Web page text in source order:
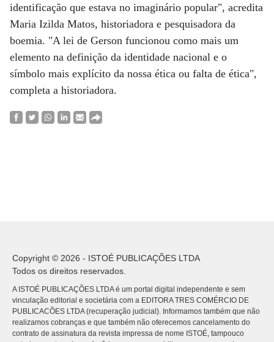
identificação que estava no imaginário popular", acredita
Maria Izilda Matos, historiadora e pesquisadora da
boemia. "A lei de Gerson funcionou como mais um
elemento na definição da identidade nacional e o
símbolo mais explícito da nossa ética ou falta de ética",
completa a historiadora.
Copyright © 2026 - ISTOÉ PUBLICAÇÕES LTDA
Todos os direitos reservados.
A ISTOÉ PUBLICAÇÕES LTDA é um portal digital independente e sem
vinculação editorial e societária com a EDITORA TRES COMÉRCIO DE
PUBLICACÕES LTDA (recuperação judicial). Informamos também que não
realizamos cobranças e que também não oferecemos cancelamento do
contrato de assinatura da revista impressa de nome ISTOÉ, tampouco